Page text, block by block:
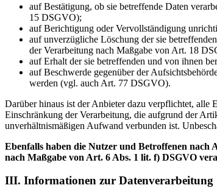
auf Bestätigung, ob sie betreffende Daten
15 DSGVO);
auf Berichtigung oder Vervollständigung
auf unverzügliche Löschung der sie
der Verarbeitung nach Maßgabe von Art. 18
auf Erhalt der sie betreffenden und von ihnen
auf Beschwerde gegenüber der
werden (vgl. auch Art. 77 DSGVO).
Darüber hinaus ist der Anbieter dazu verpflichtet, alle
Einschränkung der Verarbeitung, die aufgrund der
unverhältnismäßigen Aufwand verbunden ist.
Ebenfalls haben die Nutzer und Betroffenen nach
nach Maßgabe von Art. 6 Abs. 1 lit. f) DSGVO
III. Informationen zur Datenverarbeitung